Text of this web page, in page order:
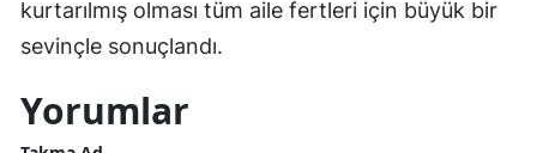
kurtarılmış olması tüm aile fertleri için büyük bir
sevinçle sonuçlandı.
Yorumlar